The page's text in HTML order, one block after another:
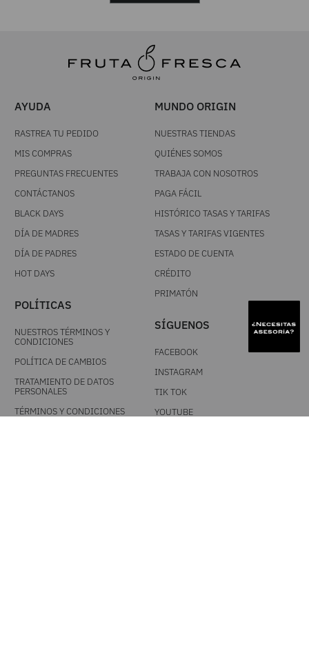
AYUDA
RASTREA TU PEDIDO
MIS COMPRAS
PREGUNTAS FRECUENTES
CONTÁCTANOS
BLACK DAYS
DÍA DE MADRES
DÍA DE PADRES
HOT DAYS
POLÍTICAS
NUESTROS TÉRMINOS Y
CONDICIONES
POLÍTICA DE CAMBIOS
TRATAMIENTO DE DATOS
PERSONALES
TÉRMINOS Y CONDICIONES
MUNDO ORIGIN
NUESTRAS TIENDAS
QUIÉNES SOMOS
TRABAJA CON NOSOTROS
PAGA FÁCIL
HISTÓRICO TASAS Y TARIFAS
TASAS Y TARIFAS VIGENTES
ESTADO DE CUENTA
CRÉDITO
PRIMATÓN
SÍGUENOS
FACEBOOK
INSTAGRAM
TIK TOK
YOUTUBE